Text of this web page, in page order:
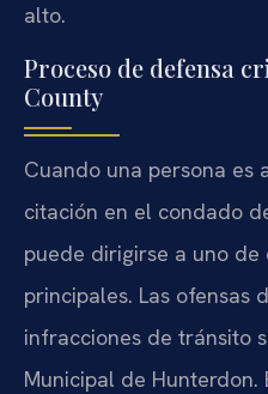
alto.
Proceso de defensa
County
Cuando una persona es
citación en el condado
puede dirigirse a uno de
principales. Las ofensas
infracciones de tránsito
Municipal de Hunterdon.